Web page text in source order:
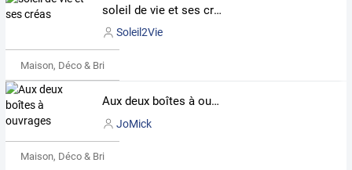
soleil de vie et ses créas
Soleil2Vie
Maison, Déco & Bricolage
Aux deux boîtes à ouvrages
JoMick
Maison, Déco & Bricolage